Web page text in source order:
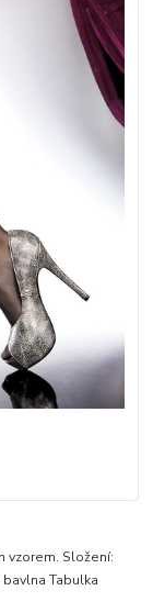
vzorem. Složení:
Tabulka